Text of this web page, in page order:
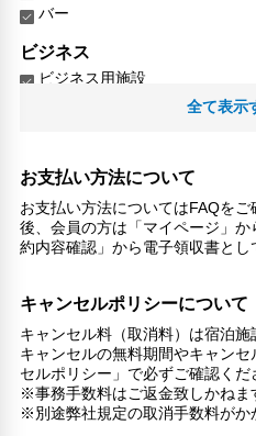
バー
ビジネス
ビジネス用施設
レジャー・アクティビティ設
スキー
卓球
カラオケ
ハイキングコース
マッサージ
ジェットバス
サウナ
スパ
喫煙所
スパ/サウナ
全て表示
お支払い方法について
お支払い方法についてはFAQを
後、会員の方は「マイページ」
約内容確認」から電子領収書とし
キャンセルポリシーについて
キャンセル料（取消料）は宿泊施
キャンセルの無料期間やキャン
セルポリシー」で必ずご確認くだ
※事務手数料はご返金致しかねま
※別途弊社規定の取消手数料がか